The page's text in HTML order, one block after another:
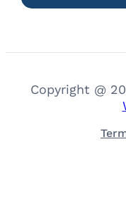
Copyright @